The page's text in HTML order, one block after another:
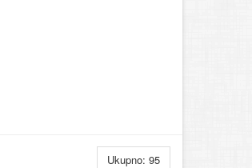
Ukupno: 95